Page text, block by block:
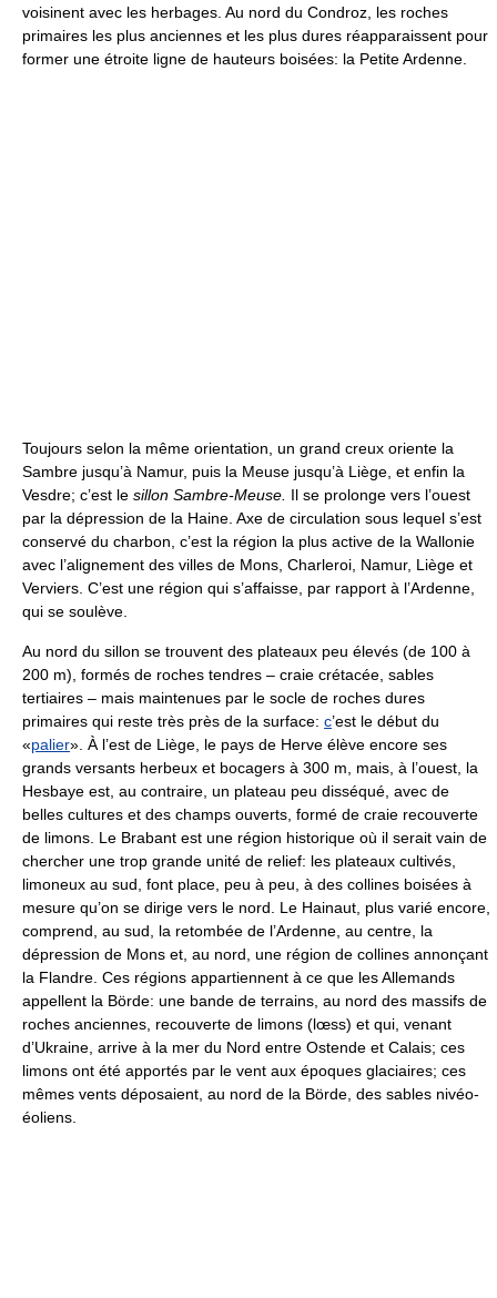
voisinent avec les herbages. Au nord du Condroz, les roches
primaires les plus anciennes et les plus dures réapparaissent pour
former une étroite ligne de hauteurs boisées: la Petite Ardenne.
Toujours selon la même orientation, un grand creux oriente la
Sambre jusqu’à Namur, puis la Meuse jusqu’à Liège, et enfin la
Vesdre; c’est le sillon Sambre-Meuse. Il se prolonge vers l’ouest
par la dépression de la Haine. Axe de circulation sous lequel s’est
conservé du charbon, c’est la région la plus active de la Wallonie
avec l’alignement des villes de Mons, Charleroi, Namur, Liège et
Verviers. C’est une région qui s’affaisse, par rapport à l’Ardenne,
qui se soulève.
Au nord du sillon se trouvent des plateaux peu élevés (de 100 à
200 m), formés de roches tendres – craie crétacée, sables
tertiaires – mais maintenues par le socle de roches dures
primaires qui reste très près de la surface: c’est le début du
«palier». À l’est de Liège, le pays de Herve élève encore ses
grands versants herbeux et bocagers à 300 m, mais, à l’ouest, la
Hesbaye est, au contraire, un plateau peu disséqué, avec de
belles cultures et des champs ouverts, formé de craie recouverte
de limons. Le Brabant est une région historique où il serait vain de
chercher une trop grande unité de relief: les plateaux cultivés,
limoneux au sud, font place, peu à peu, à des collines boisées à
mesure qu’on se dirige vers le nord. Le Hainaut, plus varié encore,
comprend, au sud, la retombée de l’Ardenne, au centre, la
dépression de Mons et, au nord, une région de collines annonçant
la Flandre. Ces régions appartiennent à ce que les Allemands
appellent la Börde: une bande de terrains, au nord des massifs de
roches anciennes, recouverte de limons (lœss) et qui, venant
d’Ukraine, arrive à la mer du Nord entre Ostende et Calais; ces
limons ont été apportés par le vent aux époques glaciaires; ces
mêmes vents déposaient, au nord de la Börde, des sables nivéo-
éoliens.